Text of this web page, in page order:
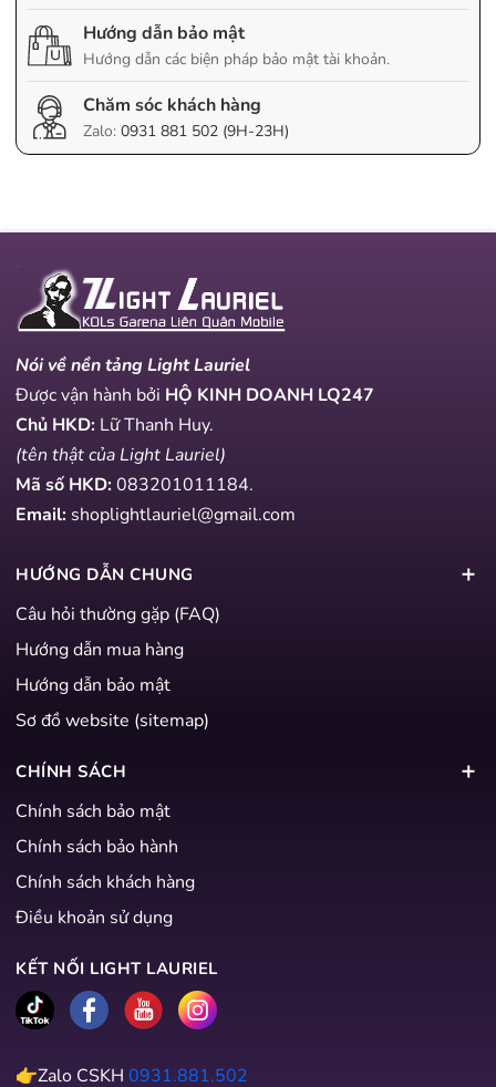
Hướng dẫn bảo mật
Hướng dẫn các biện pháp bảo mật tài khoản.
Chăm sóc khách hàng
Zalo: 0931 881 502 (9H-23H)
Nói về nền tảng Light Lauriel
Được vận hành bởi HỘ KINH DOANH LQ247
Chủ HKD: Lữ Thanh Huy.
(tên thật của Light Lauriel)
Mã số HKD:083201011184.
Email: shoplightlauriel@gmail.com
HƯỚNG DẪN CHUNG
Câu hỏi thường gặp (FAQ)
Hướng dẫn mua hàng
Hướng dẫn bảo mật
Sơ đồ website (sitemap)
CHÍNH SÁCH
Chính sách bảo mật
Chính sách bảo hành
Chính sách khách hàng
Điều khoản sử dụng
KẾT NỐI LIGHT LAURIEL
👉Zalo CSKH 0931.881.502